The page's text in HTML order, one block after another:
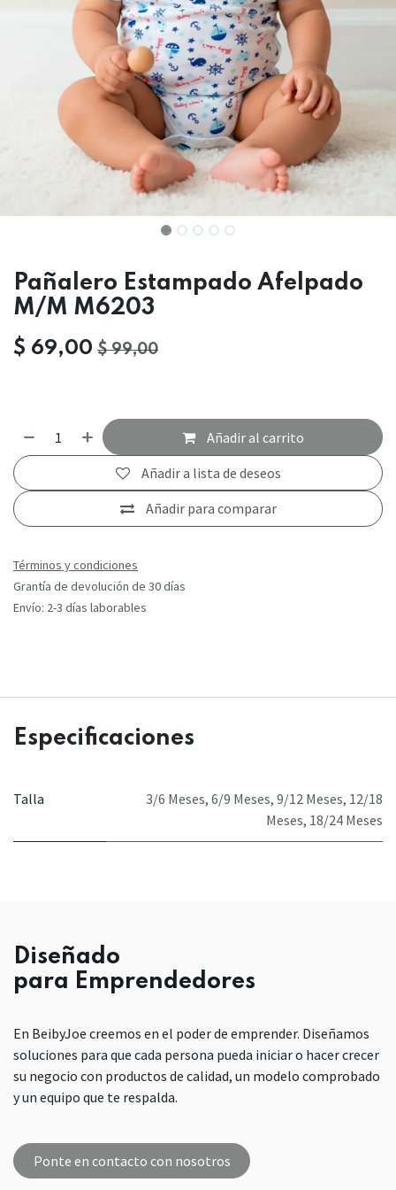
Pañalero Estampado Afelpado
M/M M6203
$ 69,00 $99,00
Añadir al carrito
Añadir para comparar
Añadir a lista de deseos
Términos y condiciones
Grantía de devolución de 30 días
Envío: 2-3 días laborables
Especificaciones
Talla 3/6 Meses, 6/9 Meses, 9/12 Meses, 12/18
Meses, 18/24 Meses
Diseñado
para Emprendedores
En BeibyJoe creemos en el poder de emprender. Diseñamos
soluciones para que cada persona pueda iniciar o hacer crecer
su negocio con productos de calidad, un modelo comprobado
y un equipo que te respalda.
Ponte en contacto con nosotros